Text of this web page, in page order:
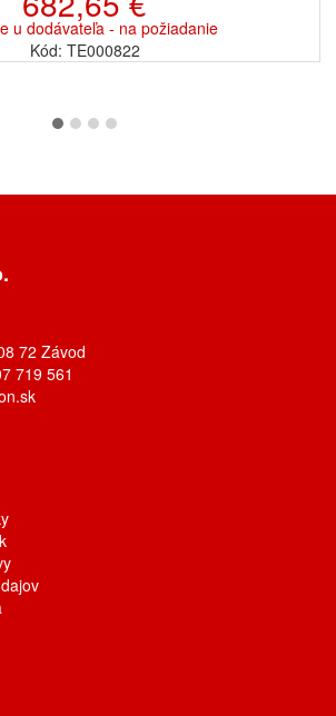
u dodávateľa - na požiadanie
Kód: TE000822
72 Závod
719 561